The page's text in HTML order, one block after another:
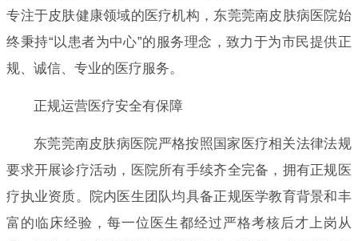
专注于皮肤健康领域的医疗机构，东莞莞南皮肤病医院始
终秉持“以患者为中心”的服务理念，致力于为市民提供正
规、诚信、专业的医疗服务。
正规运营医疗安全有保障
东莞莞南皮肤病医院严格按照国家医疗相关法律法规
要求开展诊疗活动，医院所有手续齐全完备，拥有正规医
疗执业资质。院内医生团队均具备正规医学教育背景和丰
富的临床经验，每一位医生都经过严格考核后才上岗从